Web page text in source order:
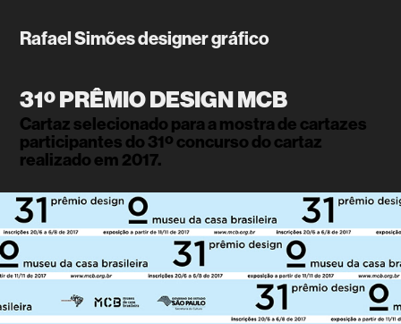
Rafael Simões designer gráfico
31º PRÊMIO DESIGN MCB
Cartaz selecionado para a mostra de cartazes
participantes do 31º concurso do cartaz
realizado em 2017.